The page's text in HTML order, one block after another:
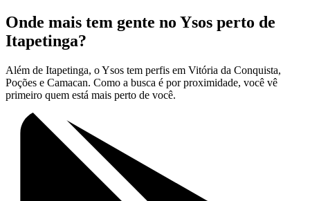
Onde mais tem gente no Ysos perto de
Itapetinga?
Além de Itapetinga, o Ysos tem perfis em Vitória da Conquista,
Poções e Camacan. Como a busca é por proximidade, você vê
primeiro quem está mais perto de você.